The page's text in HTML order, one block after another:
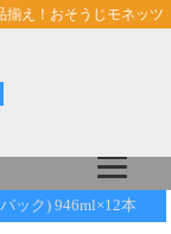
揃え！おそうじモネッツ
ック) 946ml×12本